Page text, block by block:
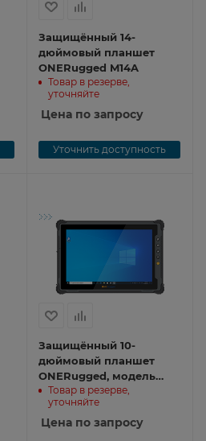
Защищённый 14-
дюймовый планшет
ONERugged M14A
Товар в резерве,
уточняйте
Цена по запросу
Уточнить доступность
Защищённый 10-
дюймовый планшет
ONERugged, модель
M10J M10J
Товар в резерве,
уточняйте
Цена по запросу